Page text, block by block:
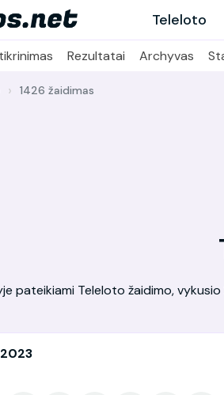
Teleloto
Rezultatai Archyvas
1426 žaidimas
pateikiami Teleloto žaidimo,